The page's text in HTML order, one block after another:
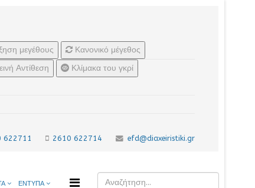
μεγέθους
Κανονικό μέγεθος
Αντίθεση
Κλίμακα του γκρί
622711 2610 622714 efd@diaxeiristiki.gr
ΕΝΤΥΠΑ